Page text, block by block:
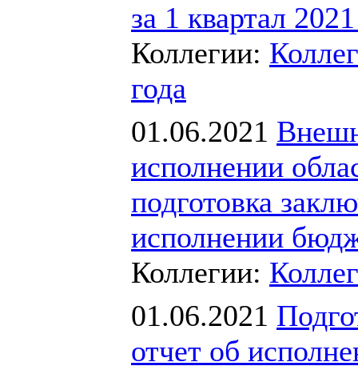
за 1 квартал
Коллегии:
года
01.06.2021
исполнении
подготовка
исполнении
Коллегии:
01.06.2021
отчет об